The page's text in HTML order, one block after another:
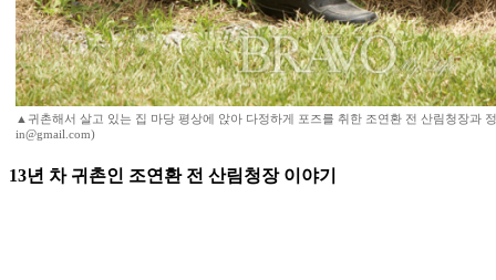
▲귀촌해서 살고 있는 집 마당 평상에 앉아 다정하게 포즈를 취한 조연환 전 산림청장과
in@gmail.com)
13년 차 귀촌인 조연환 전 산림청장 이야기